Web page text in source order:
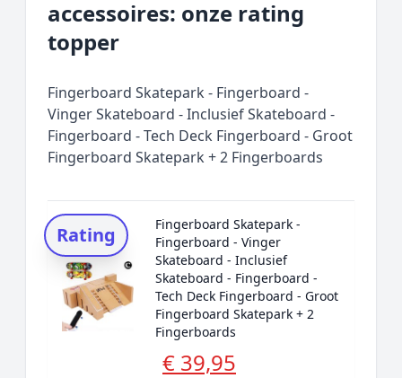
accessoires: onze rating
topper
Fingerboard Skatepark - Fingerboard -
Vinger Skateboard - Inclusief Skateboard -
Fingerboard - Tech Deck Fingerboard - Groot
Fingerboard Skatepark + 2 Fingerboards
Rating
Fingerboard Skatepark -
Fingerboard - Vinger
Skateboard - Inclusief
Skateboard - Fingerboard -
Tech Deck Fingerboard - Groot
Fingerboard Skatepark + 2
Fingerboards
€ 39,95